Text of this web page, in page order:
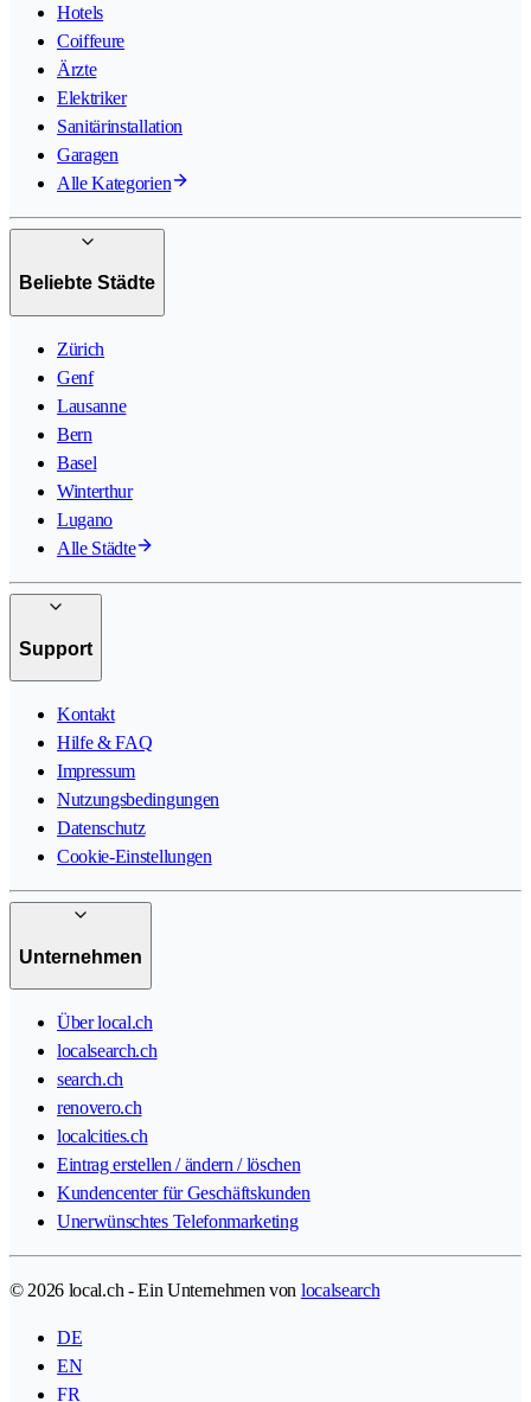
Hotels
Coiffeure
Ärzte
Elektriker
Sanitärinstallation
Garagen
Alle Kategorien
Beliebte Städte
Zürich
Genf
Lausanne
Bern
Basel
Winterthur
Lugano
Alle Städte
Support
Kontakt
Hilfe & FAQ
Impressum
Nutzungsbedingungen
Datenschutz
Cookie-Einstellungen
Unternehmen
Über local.ch
localsearch.ch
search.ch
renovero.ch
localcities.ch
Eintrag erstellen / ändern / löschen
Kundencenter für Geschäftskunden
Unerwünschtes Telefonmarketing
© 2026 local.ch - Ein Unternehmen von localsearch
DE
EN
FR